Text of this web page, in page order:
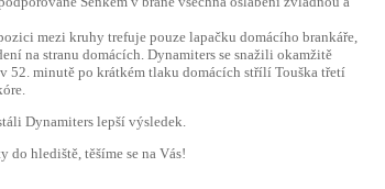
mezi kruhy trefuje pouze lapačku domácího brankáře,
na stranu domácích. Dynamiters se snažili okamžitě
52. minutě po krátkém tlaku domácích střílí Touška třetí
Dynamiters lepší výsledek.
do hlediště, těšíme se na Vás!